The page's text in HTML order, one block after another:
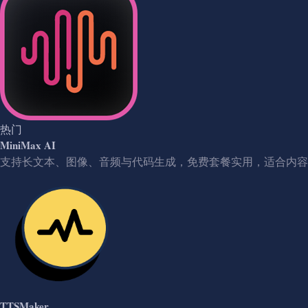
热门
MiniMax AI
支持长文本、图像、音频与代码生成，免费套餐实用，适合内